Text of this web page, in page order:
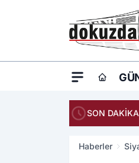
SON DAKİKA
Haberler